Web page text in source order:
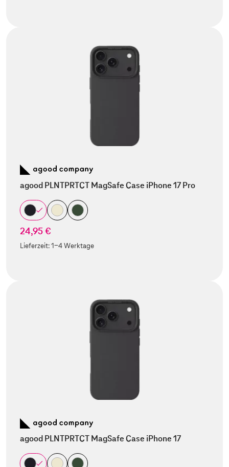
agood PLNTPRTCT MagSafe Case iPhone 17 Pro
24,95 €
Lieferzeit:1-4 Werktage
agood PLNTPRTCT MagSafe Case iPhone 17